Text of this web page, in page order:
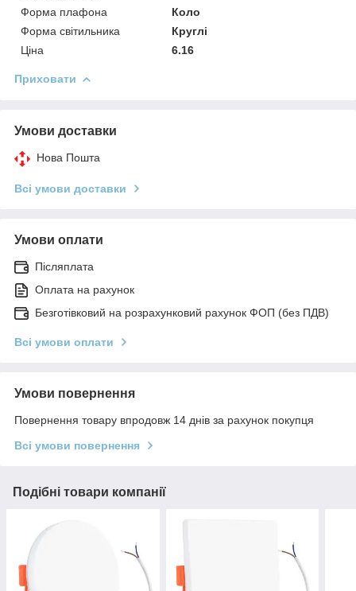
Форма плафона
Коло
Форма світильника
Круглі
Ціна
6.16
Приховати
Умови доставки
Нова Пошта
Всі умови доставки
Умови оплати
Післяплата
Оплата на рахунок
Безготівковий на розрахунковий рахунок ФОП (без ПДВ)
Всі умови оплати
Умови повернення
Повернення товару впродовж 14 днів за рахунок покупця
Всі умови повернення
Подібні товари компанії